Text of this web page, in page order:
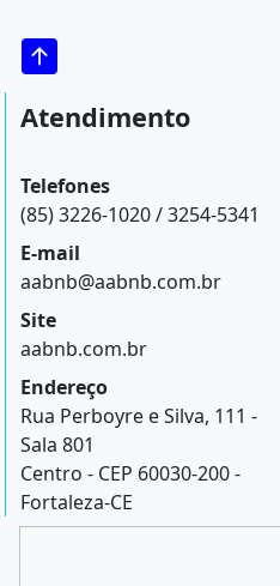
Atendimento
Telefones
(85) 3226-1020 / 3254-5341
E-mail
aabnb@aabnb.com.br
Site
aabnb.com.br
Endereço
Rua Perboyre e Silva, 111 -
Sala 801
Centro - CEP 60030-200 -
Fortaleza-CE